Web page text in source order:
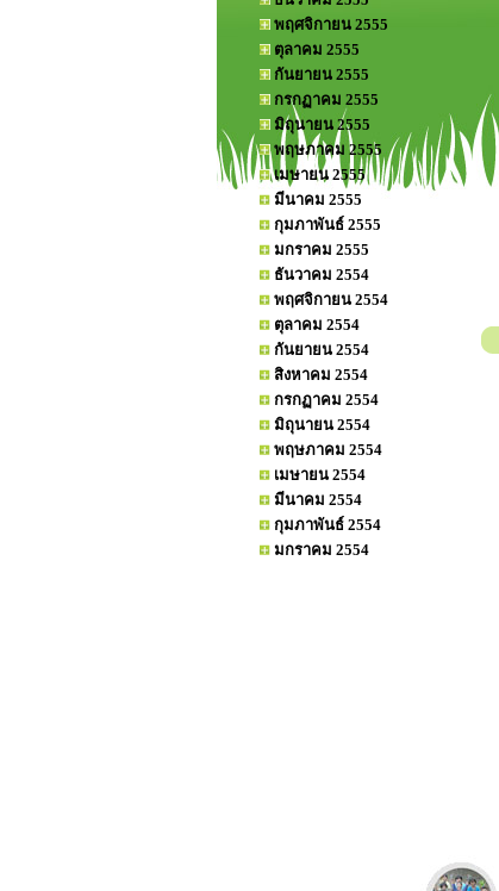
พฤศจิกายน 2555
ตุลาคม 2555
กันยายน 2555
กรกฏาคม 2555
มิถุนายน 2555
พฤษภาคม 2555
เมษายน 2555
มีนาคม 2555
กุมภาพันธ์ 2555
มกราคม 2555
ธันวาคม 2554
พฤศจิกายน 2554
ตุลาคม 2554
กันยายน 2554
สิงหาคม 2554
กรกฏาคม 2554
มิถุนายน 2554
พฤษภาคม 2554
เมษายน 2554
มีนาคม 2554
กุมภาพันธ์ 2554
มกราคม 2554